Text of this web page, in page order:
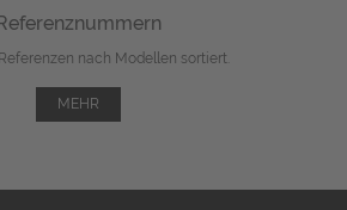
nach Modellen sortiert.
MEHR